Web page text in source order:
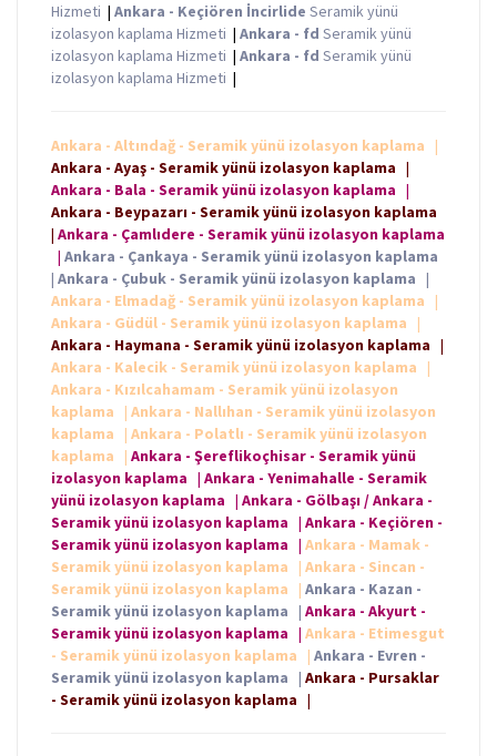
Hizmeti | Ankara - Keçiören İncirlide Seramik yünü
izolasyon kaplama Hizmeti | Ankara - fd Seramik yünü
izolasyon kaplama Hizmeti | Ankara - fd Seramik yünü
izolasyon kaplama Hizmeti |
Ankara - Altındağ - Seramik yünü izolasyon kaplama |
Ankara - Ayaş - Seramik yünü izolasyon kaplama |
Ankara - Bala - Seramik yünü izolasyon kaplama |
Ankara - Beypazarı - Seramik yünü izolasyon kaplama
| Ankara - Çamlıdere - Seramik yünü izolasyon kaplama
| Ankara - Çankaya - Seramik yünü izolasyon kaplama
| Ankara - Çubuk - Seramik yünü izolasyon kaplama |
Ankara - Elmadağ - Seramik yünü izolasyon kaplama |
Ankara - Güdül - Seramik yünü izolasyon kaplama |
Ankara - Haymana - Seramik yünü izolasyon kaplama |
Ankara - Kalecik - Seramik yünü izolasyon kaplama |
Ankara - Kızılcahamam - Seramik yünü izolasyon
kaplama | Ankara - Nallıhan - Seramik yünü izolasyon
kaplama | Ankara - Polatlı - Seramik yünü izolasyon
kaplama | Ankara - Şereflikoçhisar - Seramik yünü
izolasyon kaplama | Ankara - Yenimahalle - Seramik
yünü izolasyon kaplama | Ankara - Gölbaşı / Ankara -
Seramik yünü izolasyon kaplama | Ankara - Keçiören -
Seramik yünü izolasyon kaplama | Ankara - Mamak -
Seramik yünü izolasyon kaplama | Ankara - Sincan -
Seramik yünü izolasyon kaplama | Ankara - Kazan -
Seramik yünü izolasyon kaplama | Ankara - Akyurt -
Seramik yünü izolasyon kaplama | Ankara - Etimesgut
- Seramik yünü izolasyon kaplama | Ankara - Evren -
Seramik yünü izolasyon kaplama | Ankara - Pursaklar
- Seramik yünü izolasyon kaplama |